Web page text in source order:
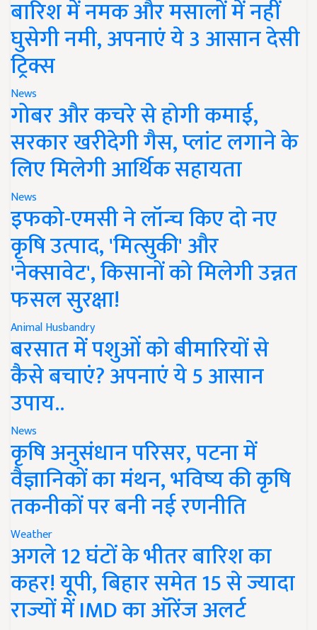
बारिश में नमक और मसालों में नहीं
घुसेगी नमी, अपनाएं ये 3 आसान देसी
ट्रिक्स
News
गोबर और कचरे से होगी कमाई,
सरकार खरीदेगी गैस, प्लांट लगाने के
लिए मिलेगी आर्थिक सहायता
News
इफको-एमसी ने लॉन्च किए दो नए
कृषि उत्पाद, 'मित्सुकी' और
'नेक्सावेट', किसानों को मिलेगी उन्नत
फसल सुरक्षा!
Animal Husbandry
बरसात में पशुओं को बीमारियों से
कैसे बचाएं? अपनाएं ये 5 आसान
उपाय..
News
कृषि अनुसंधान परिसर, पटना में
वैज्ञानिकों का मंथन, भविष्य की कृषि
तकनीकों पर बनी नई रणनीति
Weather
अगले 12 घंटों के भीतर बारिश का
कहर! यूपी, बिहार समेत 15 से ज्यादा
राज्यों में IMD का ऑरेंज अलर्ट